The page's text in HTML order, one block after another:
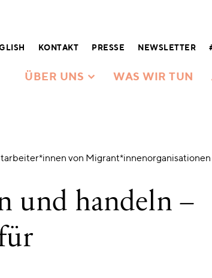
KONTAKT PRESSE NEWSLETTER
ÜBER UNS WAS WIR TUN
von Migrant*innenorganisationen
und handeln –